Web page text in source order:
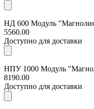
НД 600 Модуль
5560.00
Доступно для доставки
НПУ 1000 Модуль
8190.00
Доступно для доставки